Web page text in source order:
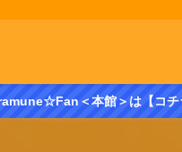
＜本館＞は【コチ